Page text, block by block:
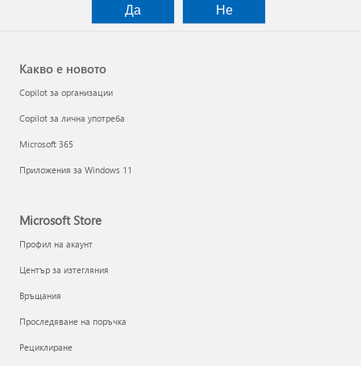
Да
Не
Какво е новото
Copilot за организации
Copilot за лична употреба
Microsoft 365
Приложения за Windows 11
Microsoft Store
Профил на акаунт
Център за изтегляния
Връщания
Проследяване на поръчка
Рециклиране